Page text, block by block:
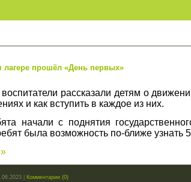
прошёл «День первых»
рассказали детям о
и как вступить в каждое из них.
начали с поднятия
была возможность по-ближе узнать
Комментарии (0)